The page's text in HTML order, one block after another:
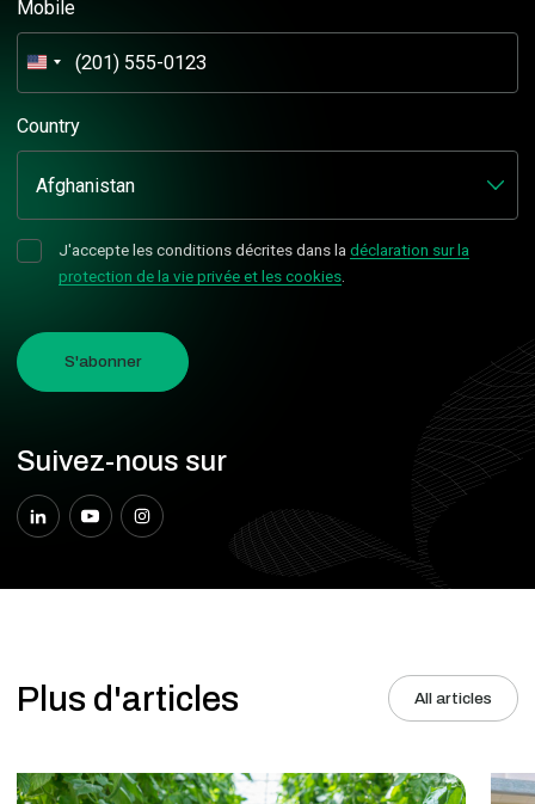
Mobile
États-
Unis
+1
Country
J'accepte les conditions décrites dans ladéclaration sur la
protection de la vie privée et les cookies.
S'abonner
Suivez-nous sur
Plus d'articles All articles